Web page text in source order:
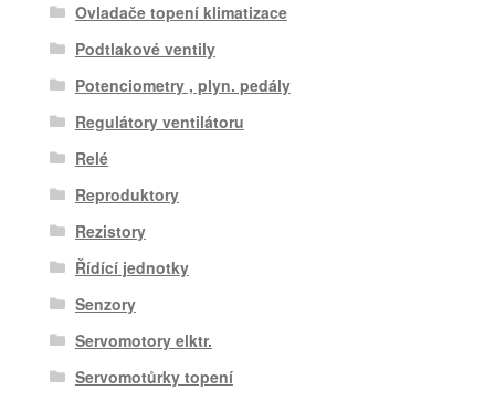
Ovladače topení klimatizace
Podtlakové ventily
Potenciometry , plyn. pedály
Regulátory ventilátoru
Relé
Reproduktory
Rezistory
Řídící jednotky
Senzory
Servomotory elktr.
Servomotůrky topení